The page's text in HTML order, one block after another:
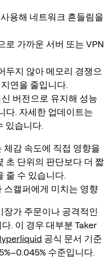
용해 네트워크 흔들림을
로 가까운 서버 또는 VPN
두지 않아 메모리 경쟁으
연을 줄입니다.
버전으로 유지해 성능
다. 자세한 업데이트는
있습니다.
체감 속도에 직접 영향을
초 단위의 판단보다 더 짧
줄 수 있습니다.
스캘퍼에게 미치는 영향
장가 주문이나 공격적인
. 이 경우 대부분 Taker
공식 문서 기준
수준입니다.